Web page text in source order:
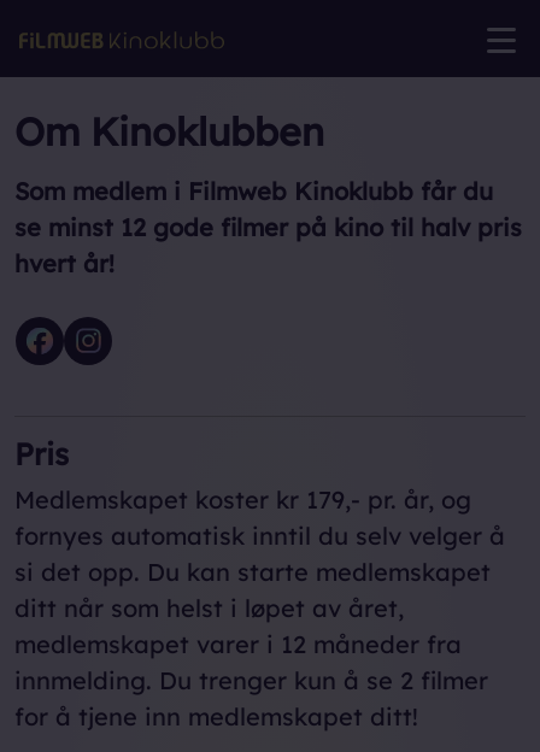
Om Kinoklubben
Som medlem i Filmweb Kinoklubb får du
se minst 12 gode filmer på kino til halv pris
hvert år!
Pris
Medlemskapet koster kr 179,- pr. år, og
fornyes automatisk inntil du selv velger å
si det opp. Du kan starte medlemskapet
ditt når som helst i løpet av året,
medlemskapet varer i 12 måneder fra
innmelding. Du trenger kun å se 2 filmer
for å tjene inn medlemskapet ditt!